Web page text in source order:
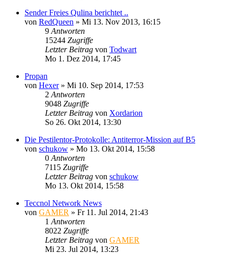
Sender Freies Qulina berichtet ..
von RedQueen » Mi 13. Nov 2013, 16:15
9 Antworten
15244 Zugriffe
Letzter Beitrag von Todwart
Mo 1. Dez 2014, 17:45
Propan
von Hexer» Mi 10. Sep 2014, 17:53
2 Antworten
9048 Zugriffe
Letzter Beitrag von Xordarion
So 26. Okt 2014, 13:30
Die Pestilentor-Protokolle: Antiterror-Mission auf B5
von schukow » Mo 13. Okt 2014, 15:58
0 Antworten
7115 Zugriffe
Letzter Beitrag von schukow
Mo 13. Okt 2014, 15:58
Teccnol Network News
von GAMER » Fr 11. Jul 2014, 21:43
1 Antworten
8022 Zugriffe
Letzter Beitrag von GAMER
Mi 23. Jul 2014, 13:23